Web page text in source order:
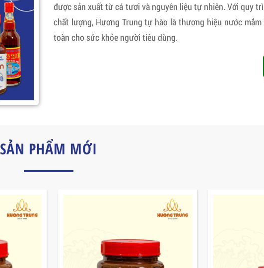
được sản xuất từ cá tươi và nguyên liệu tự nhiên. Với quy
chất lượng, Hương Trung tự hào là thương hiệu nước mắm
toàn cho sức khỏe người tiêu dùng.
SẢN PHẨM MỚI